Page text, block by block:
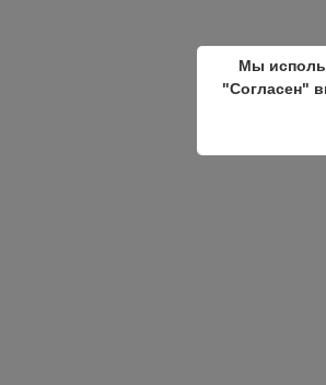
Мы
"Согласен"